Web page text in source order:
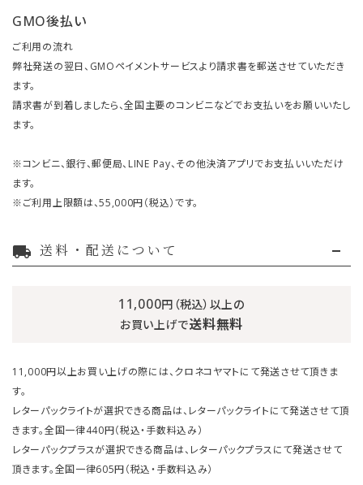
GMO後払い
ご利用の流れ
弊社発送の翌日、GMOペイメントサービスより請求書を郵送させていただき
ます。
請求書が到着しましたら、全国主要のコンビニなどでお支払いをお願いいたし
ます。
※コンビニ、銀行、郵便局、LINE Pay、その他決済アプリでお支払いいただけ
ます。
※ご利用上限額は、55,000円（税込）です。
local_shipping 送料・配送について
11,000円（税込）以上の
お買い上げで送料無料
11,000円以上お買い上げの際には、クロネコヤマトにて発送させて頂きま
す。
レターパックライトが選択できる商品は、レターパックライトにて発送させて頂
きます。全国一律440円（税込・手数料込み）
レターパックプラスが選択できる商品は、レターパックプラスにて発送させて
頂きます。全国一律605円（税込・手数料込み）